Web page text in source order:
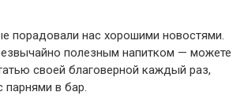
порадовали нас хорошими новостями.
полезным напитком — можете
своей благоверной каждый раз,
парнями в бар.